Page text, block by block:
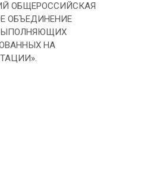
ОБЩЕРОССИЙСКАЯ
ОБЪЕДИНЕНИЕ
НА